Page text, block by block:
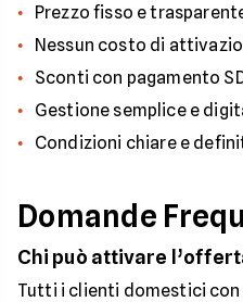
Prezzo fisso e
Nessun costo di
Sconti con pagamento
Gestione semplice e
Condizioni chiare e
Domande
Chi può attivare
Tutti i clienti domestici